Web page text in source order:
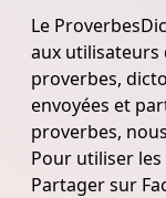
Le
aux utilisateurs
proverbes,
envoyées et
proverbes,
Pour utiliser
Partager sur